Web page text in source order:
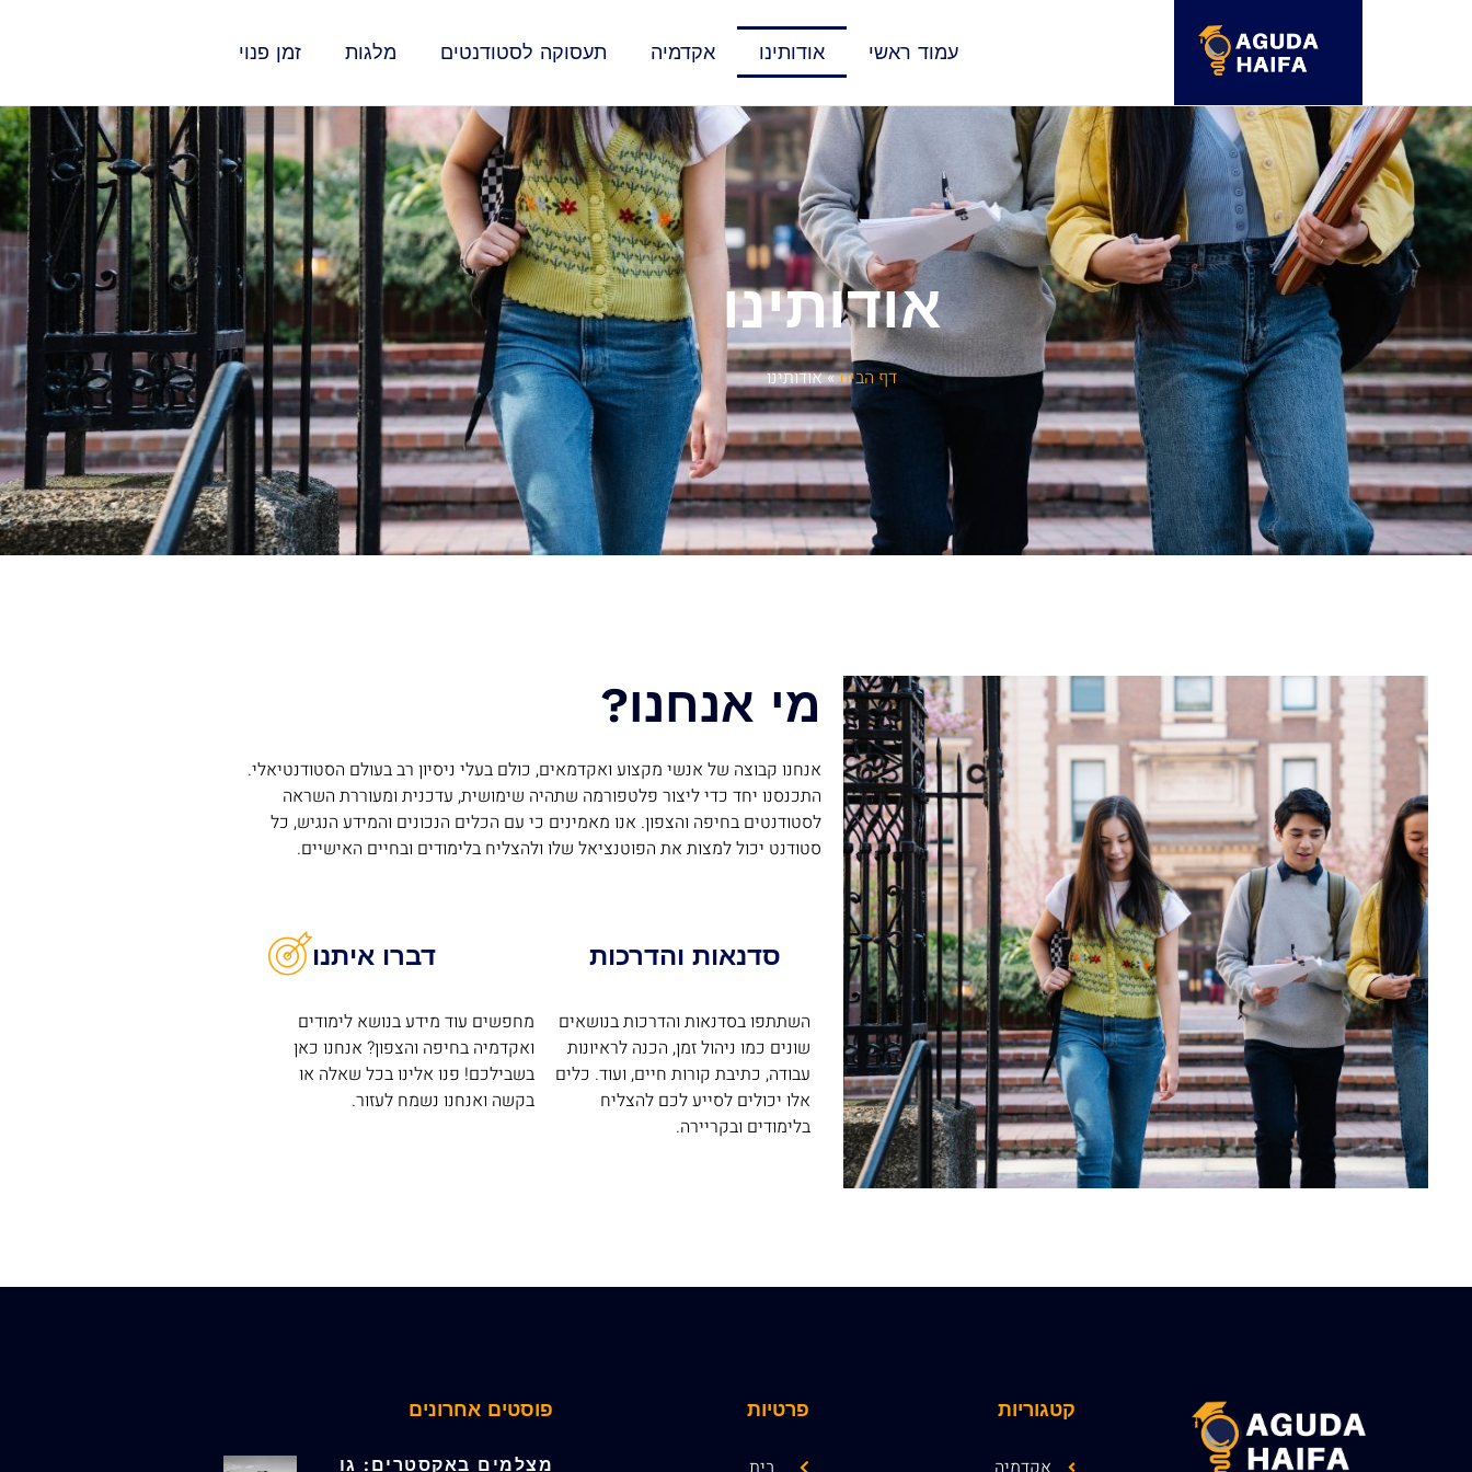
עמוד ראשי אודותינו אקדמיה תעסוקה לסטודנטים מלגות זמן פנוי
אודותינו
דף הבית»אודותינו
מי אנחנו?
אנחנו קבוצה של אנשי מקצוע ואקדמאים, כולם בעלי ניסיון רב בעולם הסטודנטיאלי.
התכנסנו יחד כדי ליצור פלטפורמה שתהיה שימושית, עדכנית ומעוררת השראה
לסטודנטים בחיפה והצפון. אנו מאמינים כי עם הכלים הנכונים והמידע הנגיש, כל
סטודנט יכול למצות את הפוטנציאל שלו ולהצליח בלימודים ובחיים האישיים.
סדנאות והדרכות
השתתפו בסדנאות והדרכות בנושאים
שונים כמו ניהול זמן, הכנה לראיונות
עבודה, כתיבת קורות חיים, ועוד. כלים
אלו יכולים לסייע לכם להצליח
בלימודים ובקריירה.
דברו איתנו
מחפשים עוד מידע בנושא לימודים
ואקדמיה בחיפה והצפון? אנחנו כאן
בשבילכם! פנו אלינו בכל שאלה או
בקשה ואנחנו נשמח לעזור.
קטגוריות פרטיות פוסטים אחרונים
מצלמים באקסטרים: גו